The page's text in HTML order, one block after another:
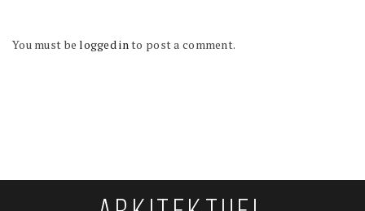
You must belogged into post a comment.